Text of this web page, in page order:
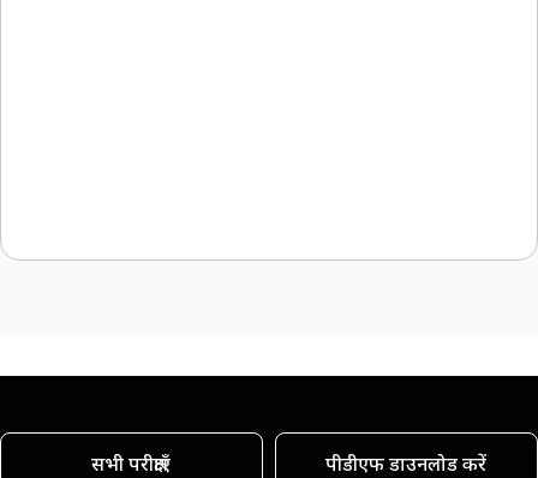
सभी परीक्षाएँ पीडीएफ डाउनलोड करें